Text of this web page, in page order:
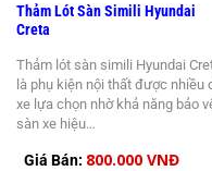
Thảm Lót Sàn Simili Hyundai
Creta
Thảm lót sàn simili Hyundai
là phụ kiện nội thất được nhiều
xe lựa chọn nhờ khả năng bảo
sàn xe hiệu…
Giá Bán: 800.000 VNĐ